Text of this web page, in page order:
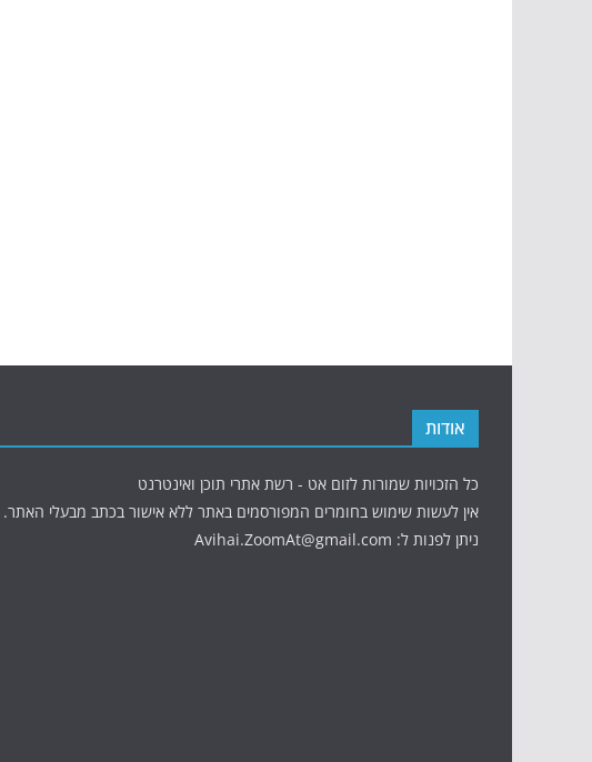
אודות
כל הזכויות שמורות לזום אט - רשת אתרי תוכן ואינטרנט
אין לעשות שימוש בחומרים המפורסמים באתר ללא אישור בכתב מבעלי האתר.
ניתן לפנות ל: Avihai.ZoomAt@gmail.com